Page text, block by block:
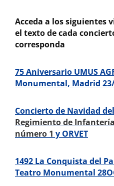
Acceda a los siguientes
el texto de cada
corresponda
75 Aniversario UMUS
Monumental, Madrid
Concierto de Navidad
Regimiento de
número 1 y ORVET
1492 La Conquista del
Teatro Monumental